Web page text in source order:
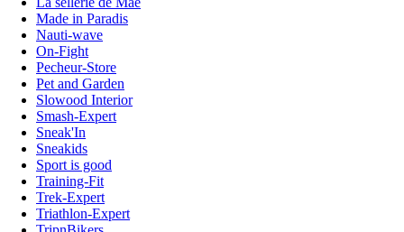
Made in Paradis
Nauti-wave
On-Fight
Pecheur-Store
Pet and Garden
Slowood Interior
Smash-Expert
Sneak'In
Sneakids
Sport is good
Training-Fit
Trek-Expert
Triathlon-Expert